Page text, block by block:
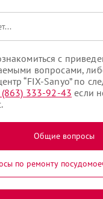
с
вопросами,
“FIX-Sanyo” по
(863) 333-92-43 если
Общие вопросы
по ремонту